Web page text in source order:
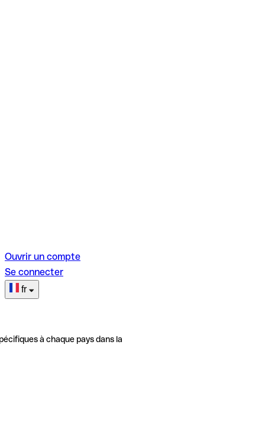
Ouvrir un compte
Se connecter
fr
à chaque pays dans la